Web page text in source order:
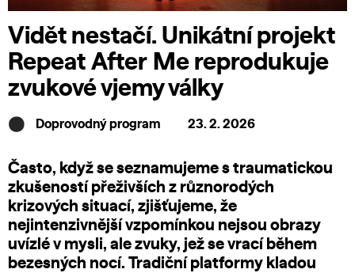
Vidět nestačí. Unikátní projekt
Repeat After Me reprodukuje
zvukové vjemy války
Doprovodný program 23. 2. 2026
Často, když se seznamujeme s traumatickou
zkušeností přeživších z různorodých
krizových situací, zjišťujeme, že
nejintenzivnější vzpomínkou nejsou obrazy
uvízlé v mysli, ale zvuky, jež se vrací během
bezesných nocí. Tradiční platformy kladou